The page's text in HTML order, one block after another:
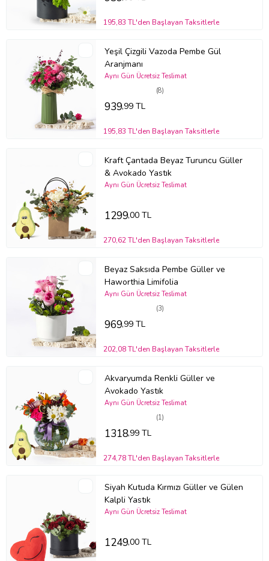
bir dokunuş yapmanızı sağlar.
Bazı güllerin uç kısımdaki yapraklarında meydana gelen siyah
Stok durumuna göre ürünlerde ufak değişiklikler olabilir.
Ürün Kodu:bm193
195,83 TL'den Başlayan Taksitlerle
Yeşil Çizgili Vazoda Pembe Gül
Aranjmanı
(8)
Aynı Gün Ücretsiz Teslimat
939,99 TL
195,83 TL'den Başlayan Taksitlerle
Kraft Çantada Beyaz Turuncu Güller
& Avokado Yastık
Aynı Gün Ücretsiz Teslimat
1299,00 TL
270,62 TL'den Başlayan Taksitlerle
Beyaz Saksıda Pembe Güller ve
Haworthia Limifolia
(3)
Aynı Gün Ücretsiz Teslimat
969,99 TL
202,08 TL'den Başlayan Taksitlerle
Akvaryumda Renkli Güller ve
Avokado Yastık
(1)
Aynı Gün Ücretsiz Teslimat
1318,99 TL
274,78 TL'den Başlayan Taksitlerle
Siyah Kutuda Kırmızı Güller ve Gülen
Kalpli Yastık
Aynı Gün Ücretsiz Teslimat
1249,00 TL